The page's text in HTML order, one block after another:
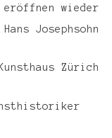
eröffnen wieder
Josephsohn
Zürich